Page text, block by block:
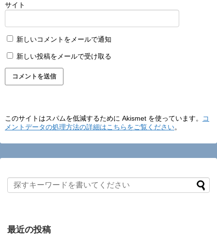
サイト
新しいコメントをメールで通知
新しい投稿をメールで受け取る
このサイトはスパムを低減するために Akismet を使っています。
コ
メントデータの処理方法の詳細はこちらをご覧ください。
最近の投稿